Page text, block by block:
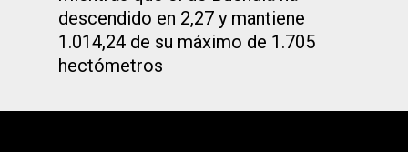
descendido en 2,27 y mantiene
1.014,24 de su máximo de 1.705
hectómetros